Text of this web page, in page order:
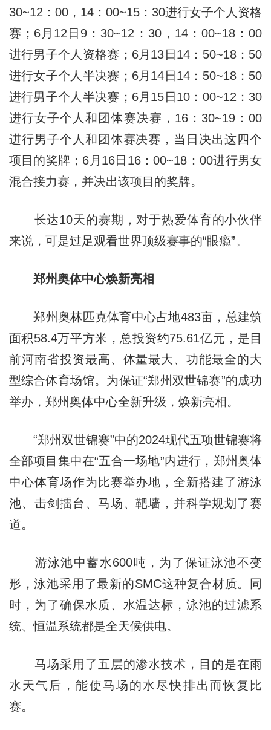
30~12：00，14：00~15：30进行女子个人资格
赛；6月12日9：30~12：30，14：00~18：00
进行男子个人资格赛；6月13日14：50~18：50
进行女子个人半决赛；6月14日14：50~18：50
进行男子个人半决赛；6月15日10：00~12：30
进行女子个人和团体赛决赛，16：30~19：00
进行男子个人和团体赛决赛，当日决出这四个
项目的奖牌；6月16日16：00~18：00进行男女
混合接力赛，并决出该项目的奖牌。
长达10天的赛期，对于热爱体育的小伙伴
来说，可是过足观看世界顶级赛事的“眼瘾”。
郑州奥体中心焕新亮相
郑州奥林匹克体育中心占地483亩，总建筑
面积58.4万平方米，总投资约75.61亿元，是目
前河南省投资最高、体量最大、功能最全的大
型综合体育场馆。为保证“郑州双世锦赛”的成功
举办，郑州奥体中心全新升级，焕新亮相。
“郑州双世锦赛”中的2024现代五项世锦赛将
全部项目集中在“五合一场地”内进行，郑州奥体
中心体育场作为比赛举办地，全新搭建了游泳
池、击剑擂台、马场、靶墙，并科学规划了赛
道。
游泳池中蓄水600吨，为了保证泳池不变
形，泳池采用了最新的SMC这种复合材质。同
时，为了确保水质、水温达标，泳池的过滤系
统、恒温系统都是全天候供电。
马场采用了五层的渗水技术，目的是在雨
水天气后，能使马场的水尽快排出而恢复比
赛。